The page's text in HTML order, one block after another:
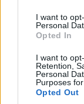
I want to
Personal
Opted In
I want to
Retention,
Personal
Purposes
Opted Out
Az agy
szorosan
légzést, a
szűkülését.
megszakítása
összehangolt
hogy a